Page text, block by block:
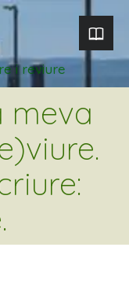
i reviure
meva